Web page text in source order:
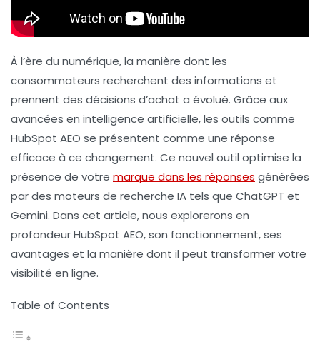
À l’ère du numérique, la manière dont les
consommateurs recherchent des informations et
prennent des décisions d’achat a évolué. Grâce aux
avancées en intelligence artificielle, les outils comme
HubSpot AEO se présentent comme une réponse
efficace à ce changement. Ce nouvel outil optimise la
présence de votre marque dans les réponses générées
par des moteurs de recherche IA tels que ChatGPT et
Gemini. Dans cet article, nous explorerons en
profondeur HubSpot AEO, son fonctionnement, ses
avantages et la manière dont il peut transformer votre
visibilité en ligne.
Table of Contents